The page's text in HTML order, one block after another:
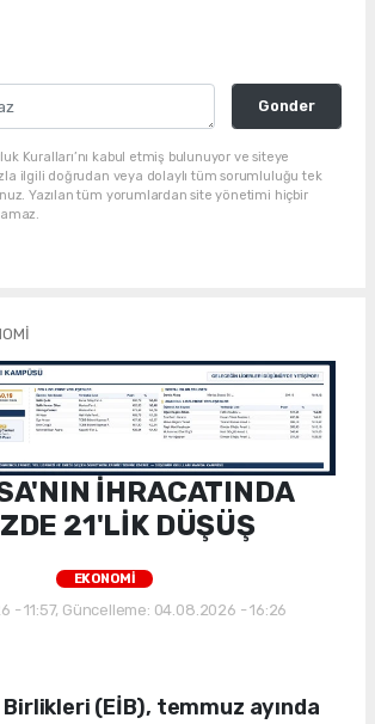
Gonder
Kuralları’nı kabul etmiş bulunuyor ve siteye
ilgili doğrudan veya dolaylı tüm sorumluluğu tek
Yazılan tüm yorumlardan site yönetimi hiçbir
İHRACATINDA
21'LİK DÜŞÜŞ
EKONOMİ
- 11:57, Güncelleme: 04.08.2026 - 16:26
(EİB), temmuz ayında